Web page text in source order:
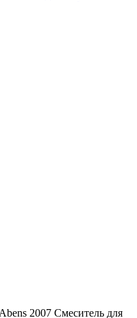
2007 Смеситель для